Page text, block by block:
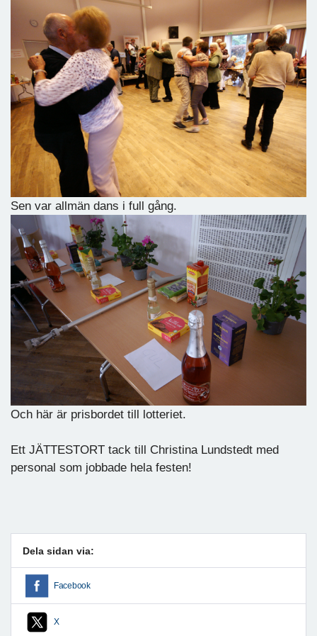
Sen var allmän dans i full gång.
Och här är prisbordet till lotteriet.
Ett JÄTTESTORT tack till Christina Lundstedt med
personal som jobbade hela festen!
Dela sidan via:
Facebook
X